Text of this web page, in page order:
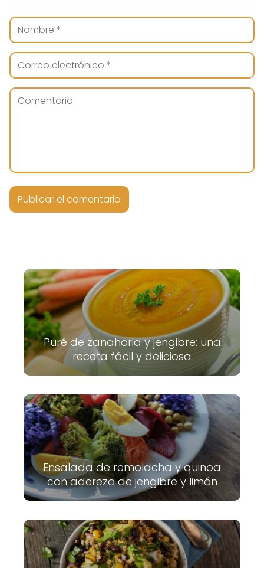
Puré de zanahoria y jengibre: una
receta fácil y deliciosa
Ensalada de remolacha y quinoa
con aderezo de jengibre y limón